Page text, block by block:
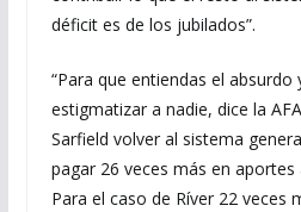
déficit es de los jubilados”.
“Para que entiendas el absurdo
estigmatizar a nadie, dice la
Sarfield volver al sistema
pagar 26 veces más en
Para el caso de Ríver 22 veces